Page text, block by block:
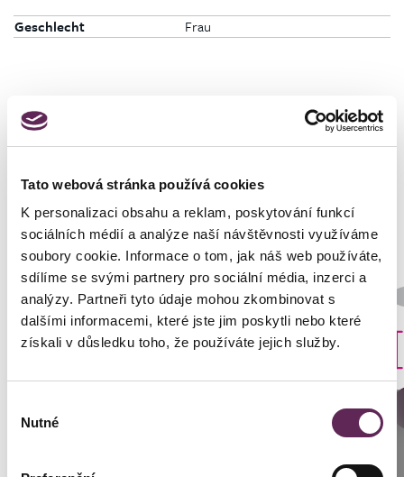
Tato webová stránka používá cookies
K personalizaci obsahu a reklam, poskytování funkcí
sociálních médií a analýze naší návštěvnosti využíváme
soubory cookie. Informace o tom, jak náš web používáte,
sdílíme se svými partnery pro sociální média, inzerci a
analýzy. Partneři tyto údaje mohou zkombinovat s
dalšími informacemi, které jste jim poskytli nebo které
získali v důsledku toho, že používáte jejich služby.
souhlasu
Nutné
Geschlecht Frau
Der behandelnde Arzt
MUDr. Petros Christodoulou
Art der Implantate